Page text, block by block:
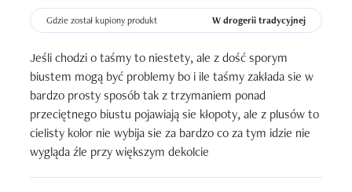
Gdzie został kupiony produkt W drogerii tradycyjnej
Jeśli chodzi o taśmy to niestety, ale z dość sporym
biustem mogą być problemy bo i ile taśmy zakłada sie w
bardzo prosty sposób tak z trzymaniem ponad
przeciętnego biustu pojawiają sie kłopoty, ale z plusów to
cielisty kolor nie wybija sie za bardzo co za tym idzie nie
wygląda źle przy większym dekolcie